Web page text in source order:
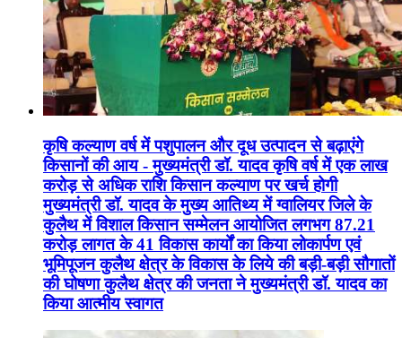
कृषि कल्याण वर्ष में पशुपालन और दूध उत्पादन से बढ़ाएंगे
किसानों की आय - मुख्यमंत्री डॉ. यादव कृषि वर्ष में एक लाख
करोड़ से अधिक राशि किसान कल्याण पर खर्च होगी
मुख्यमंत्री डॉ. यादव के मुख्य आतिथ्य में ग्वालियर जिले के
कुलैथ में विशाल किसान सम्मेलन आयोजित लगभग 87.21
करोड़ लागत के 41 विकास कार्यों का किया लोकार्पण एवं
भूमिपूजन कुलैथ क्षेत्र के विकास के लिये की बड़ी-बड़ी सौगातों
की घोषणा कुलैथ क्षेत्र की जनता ने मुख्यमंत्री डॉ. यादव का
किया आत्मीय स्वागत